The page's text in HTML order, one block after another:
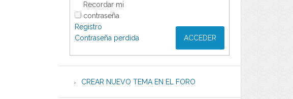
Recordar mi
contraseña
ACCEDER
Registro
Contraseña perdida
CREAR NUEVO TEMA EN EL FORO